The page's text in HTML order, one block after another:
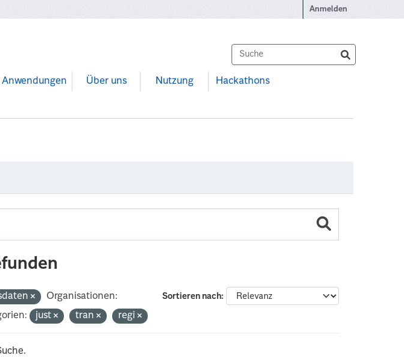
Anmelden
Anwendungen Über uns Nutzung Hackathons
Sortieren nach
Organisationen:
just tran regi